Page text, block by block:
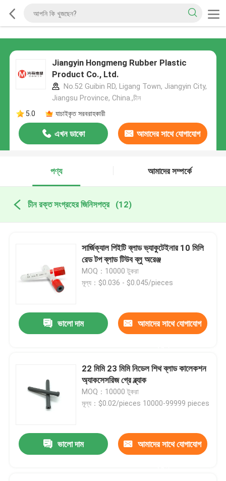
Jiangyin Hongmeng Rubber Plastic
Product Co., Ltd.
No.52 Guibin RD, Ligang Town, Jiangyin City,
Jiangsu Province, China.,চীন
5.0
যাচাইকৃত সরবরাহকারী
এখন ডাকো আমাদের সাথে যোগাযোগ
পণ্য
আমাদের সম্পর্কে
চীন রক্ত সংগ্রহের জিনিসপত্র (12)
সার্জিক্যাল পিইটি ব্লাড ভ্যাকুটেইনার 10 মিলি
রেড টপ ব্লাড টিউব ব্লু অরেঞ্জ
MOQ：10000 টুকরা
মূল্য：$0.036 - $0.045/pieces
ভালো দাম আমাদের সাথে যোগাযোগ
22 মিমি 23 মিমি নিডেল শিথ ব্লাড কালেকশন
অ্যাকসেসরিজ গ্রে ব্ল্যাক
MOQ：10000 টুকরা
মূল্য：$0.02/pieces 10000-99999 pieces
ভালো দাম আমাদের সাথে যোগাযোগ